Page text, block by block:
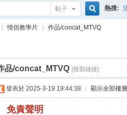
帖子
搜
索
熱搜:
情侶教學片
›
作品/concat_MTVQ
品/concat_MTVQ [複製鏈接]
發表於 2025-3-19 19:44:38 顯示全部樓層
免責聲明